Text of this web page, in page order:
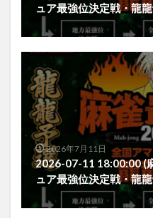
ュア最強位決定戦・龍
2026年7月11日
2026-07-11 18:00:00 (
ュア最強位決定戦・龍